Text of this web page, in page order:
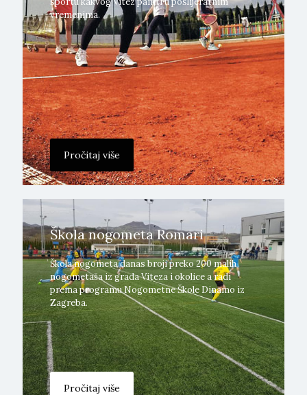
vremenima.
Pročitaj više
Škola nogometa Romari
Škola nogometa danas broji preko 200 malih
nogometaša iz grada Viteza i okolice a radi
prema programu Nogometne Škole Dinamo iz
Zagreba.
Pročitaj više